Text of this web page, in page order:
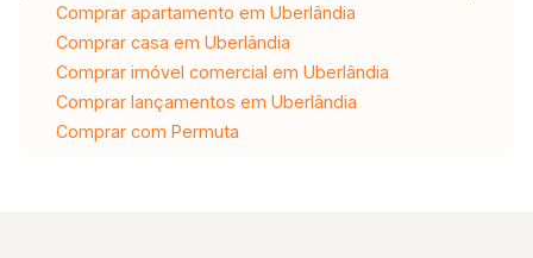
Comprar apartamento em Uberlândia
Comprar casa em Uberlândia
Comprar imóvel comercial em Uberlândia
Comprar lançamentos em Uberlândia
Comprar com Permuta